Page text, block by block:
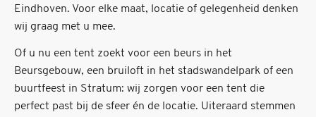
Eindhoven. Voor elke maat, locatie of gelegenheid denken
wij graag met u mee.
Of u nu een tent zoekt voor een beurs in het
Beursgebouw, een bruiloft in het stadswandelpark of een
buurtfeest in Stratum: wij zorgen voor een tent die
perfect past bij de sfeer én de locatie. Uiteraard stemmen